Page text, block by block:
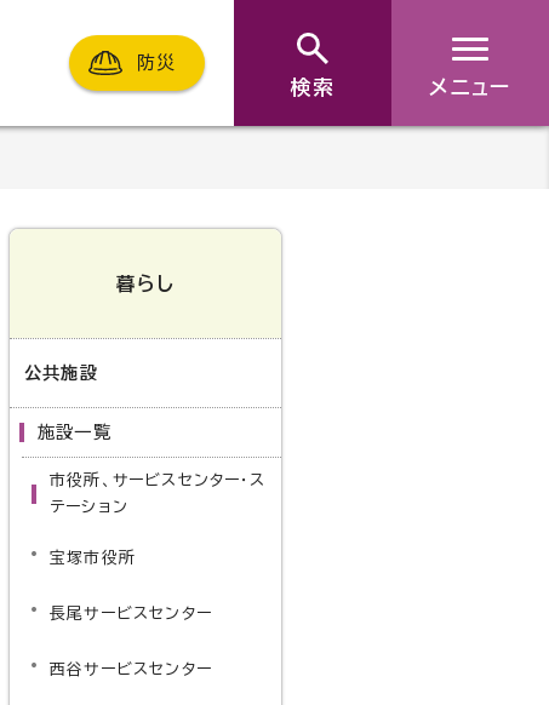
防災
検索 メニュー
暮らし
公共施設
施設一覧
市役所、サービスセンター・ス
テーション
宝塚市役所
長尾サービスセンター
西谷サービスセンター